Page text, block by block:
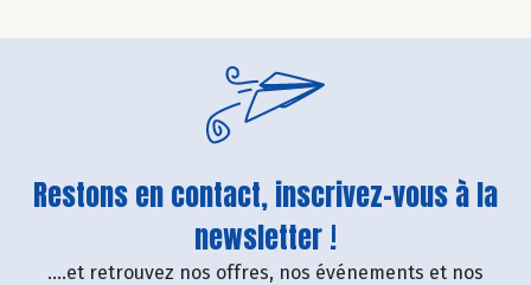
Restons en contact, inscrivez-vous à la
newsletter !
....et retrouvez nos offres, nos événements et nos